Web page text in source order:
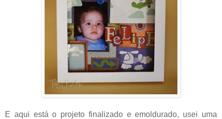
E aqui está o projeto finalizado e emoldurado, usei uma